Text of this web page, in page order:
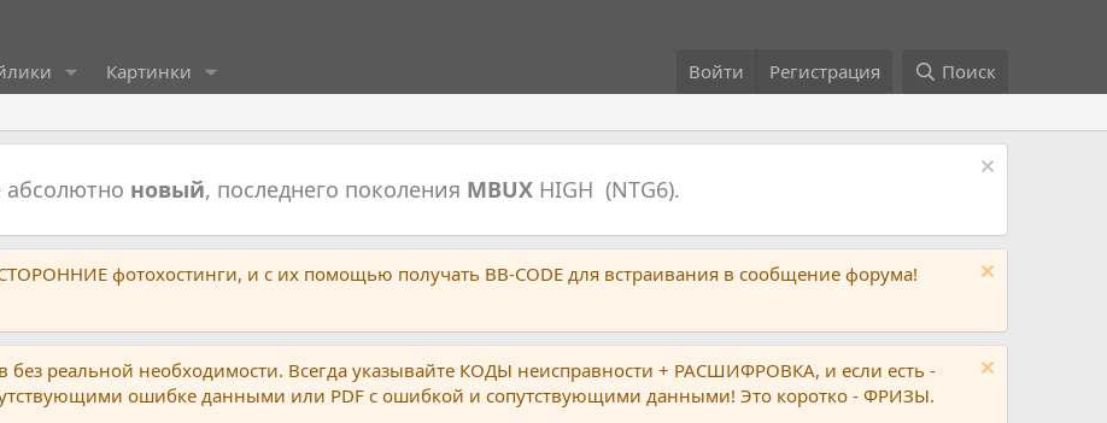
Картинки Войти Регистрация Поиск
новый, последнего поколения MBUXHIGH (NTG6).
фотохостинги, и с их помощью получать BB-CODE для встраивания в сообщение форума!
без реальной необходимости. Всегда указывайте КОДЫ неисправности + РАСШИФРОВКА, и если есть -
ошибке данными или PDF с ошибкой и сопутствующими данными! Это коротко - ФРИЗЫ.